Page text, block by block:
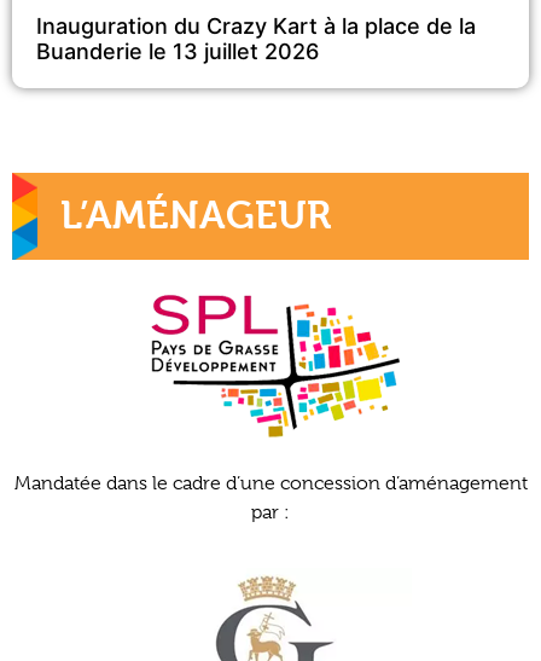
Inauguration du Crazy Kart à la place de la
Buanderie le 13 juillet 2026
L’AMÉNAGEUR
Mandatée dans le cadre d’une concession d’aménagement
par :